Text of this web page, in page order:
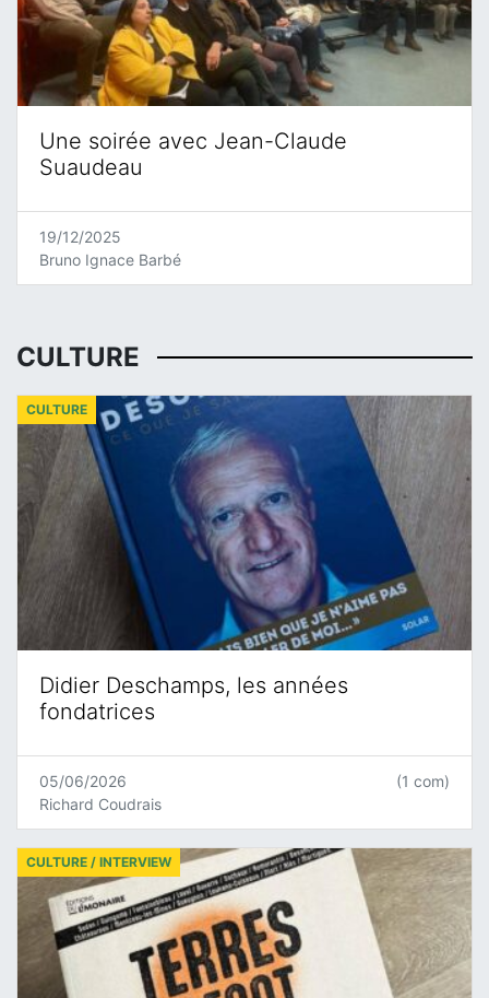
Une soirée avec Jean-Claude
Suaudeau
19/12/2025
Bruno Ignace Barbé
CULTURE
Didier Deschamps, les années
fondatrices
CULTURE
05/06/2026
Richard Coudrais
(1 com)
CULTURE / INTERVIEW